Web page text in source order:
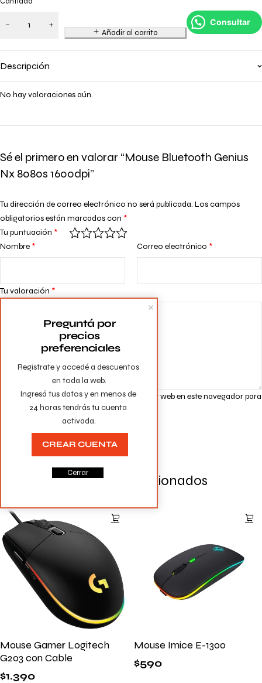
Añadir al carrito
Consultar
Descripción
No hay valoraciones aún.
Sé el primero en valorar “Mouse Bluetooth Genius
Nx 8080s 1600dpi”
Tu dirección de correo electrónico no será publicada. Los campos
obligatorios están marcados con *
Tu puntuación *
Tu valoración *
Nombre * Correo electrónico *
Guarda mi nombre, correo electrónico y web en este navegador para
la próxima vez que comente.
Productos Relacionados
Mouse Gamer Logitech
G203 con Cable
$1.390
Mouse Imice E-1300
$590
Registrate y accedé a descuentos
en toda la web.
Ingresá tus datos y en menos de
24 horas tendrás tu cuenta
activada.
Preguntá por
precios
preferenciales
CREAR CUENTA
Cerrar